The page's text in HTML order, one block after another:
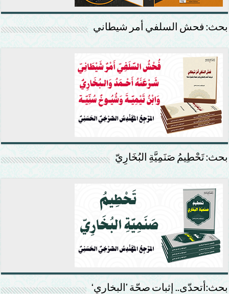
بحث: فحش السلفي أمر شيطاني
بحث: تَحْطِيمُ صَنَمِيَّةِ البُخَارِيّ
بحث:أتحدّى.. إثبات صحّة ’البخاري‘